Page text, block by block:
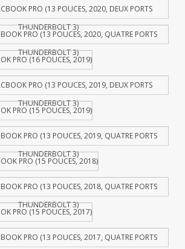
PRO (13 POUCES, 2020, DEUX PORTS
THUNDERBOLT 3)
PRO (13 POUCES, 2020, QUATRE PORTS
THUNDERBOLT 3)
PRO (16 POUCES, 2019)
PRO (13 POUCES, 2019, DEUX PORTS
THUNDERBOLT 3)
PRO (15 POUCES, 2019)
PRO (13 POUCES, 2019, QUATRE PORTS
THUNDERBOLT 3)
PRO (15 POUCES, 2018)
PRO (13 POUCES, 2018, QUATRE PORTS
THUNDERBOLT 3)
PRO (15 POUCES, 2017)
PRO (13 POUCES, 2017, QUATRE PORTS